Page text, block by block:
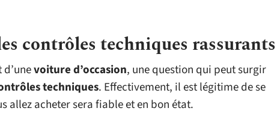
contrôles techniques rassurants
voiture d’occasion, une question qui peut surgir
techniques. Effectivement, il est légitime de se
allez acheter sera fiable et en bon état.